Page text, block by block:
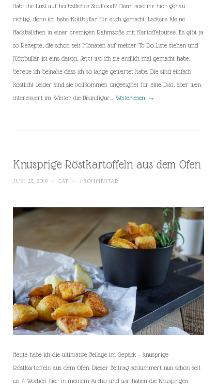
Habt ihr Lust auf herbstliches Soulfood? Dann seid ihr hier genau
richtig, denn ich habe Köttbullar für euch gemacht. Leckere kleine
Hackbällchen in einer cremigen Rahmsoße mit Kartoffelpüree. Es gibt ja
so Rezepte, die schon seit Monaten auf meiner To Do Liste stehen und
Köttbullar ist eins davon. Jetzt wo ich sie endlich mal gemacht habe,
bereue ich beinahe dass ich so lange gewartet habe. Die sind einfach
köstlich! Leider sind sie vollkommen ungeeignet für eine Diät, aber wen
interessiert im Winter die Bikinifigur… Weiterlesen →
Knusprige Röstkartoffeln aus dem Ofen
JUNI 27, 2019 ~ CAT ~ 1 KOMMENTAR
Heute habe ich die ultimative Beilage im Gepäck – knusprige
Röstkartoffeln aus dem Ofen. Dieser Beitrag schlummert nun schon seit
ca. 4 Wochen hier in meinem Archiv und wir haben die knusprigen